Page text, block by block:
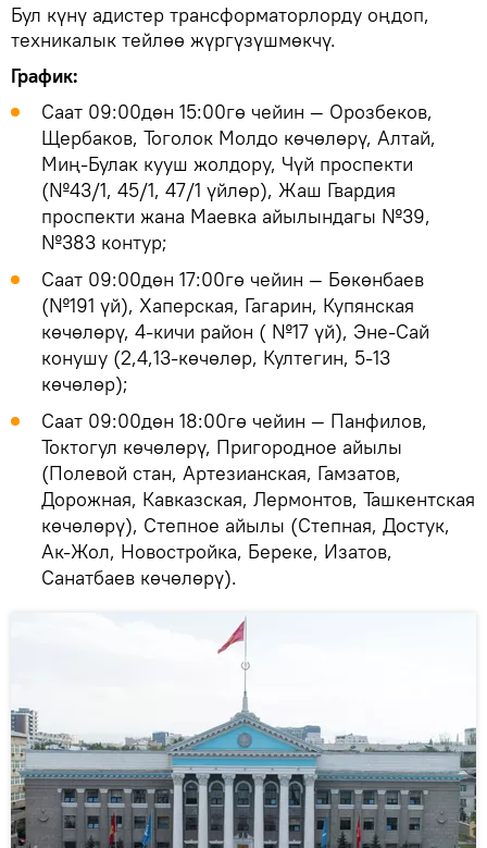
Бул күнү адистер трансформаторлорду оңдоп,
техникалык тейлөө жүргүзүшмөкчү.
График:
Саат 09:00дөн 15:00гө чейин — Орозбеков,
Щербаков, Тоголок Молдо көчөлөрү, Алтай,
Миң-Булак кууш жолдору, Чүй проспекти
(№43/1, 45/1, 47/1 үйлөр), Жаш Гвардия
проспекти жана Маевка айылындагы №39,
№383 контур;
Саат 09:00дөн 17:00гө чейин — Бөкөнбаев
(№191 үй), Хаперская, Гагарин, Купянская
көчөлөрү, 4-кичи район ( №17 үй), Эне-Сай
конушу (2,4,13-көчөлөр, Култегин, 5-13
көчөлөр);
Саат 09:00дөн 18:00гө чейин — Панфилов,
Токтогул көчөлөрү, Пригородное айылы
(Полевой стан, Артезианская, Гамзатов,
Дорожная, Кавказская, Лермонтов, Ташкентская
көчөлөрү), Степное айылы (Степная, Достук,
Ак-Жол, Новостройка, Береке, Изатов,
Санатбаев көчөлөрү).